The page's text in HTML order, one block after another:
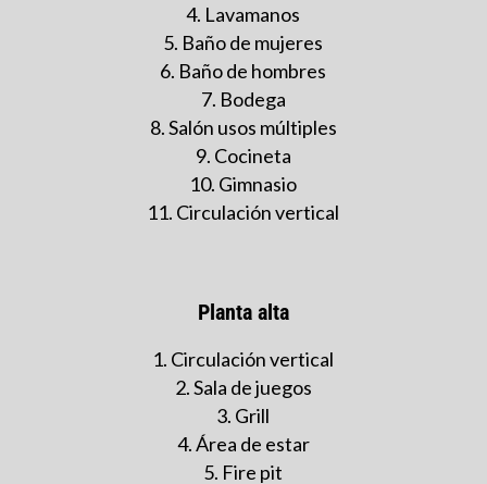
Lavamanos
Baño de mujeres
Baño de hombres
Bodega
Salón usos múltiples
Cocineta
Gimnasio
Circulación vertical
Planta alta
Circulación vertical
Sala de juegos
Grill
Área de estar
Fire pit